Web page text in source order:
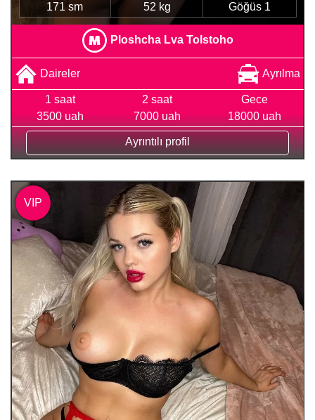
171 sm 52 kg Göğüs 1
Ploshcha Lva Tolstoho
Daireler Ayrılma
1 saat
3500 uah
2 saat
7000 uah
Gece
18000 uah
Ayrıntılı profil
VIP